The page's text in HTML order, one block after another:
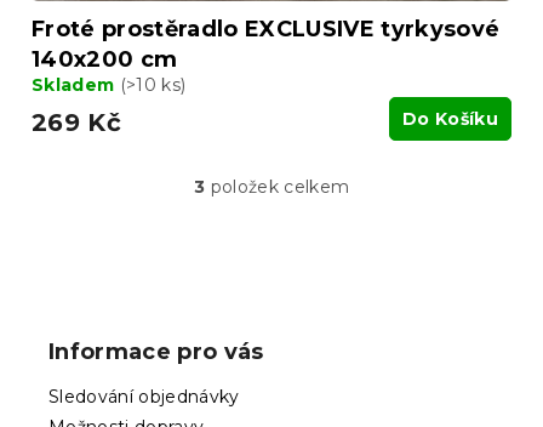
Froté prostěradlo EXCLUSIVE tyrkysové
140x200 cm
Skladem (>10 ks)
269 Kč Do Košíku
O
3 položek celkem
Informace pro vás
Sledování objednávky